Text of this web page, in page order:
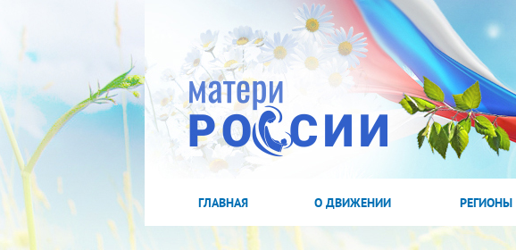
ГЛАВНАЯ О ДВИЖЕНИИ РЕГИОНЫ